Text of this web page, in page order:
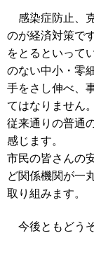
感染症防止、
のが経済対策で
をとるといって
のない中小・零
手をさし伸べ、
てはなりません。
従来通りの普通
感じます。
市民の皆さんの
ど関係機関が一
取り組みます。
今後ともどう